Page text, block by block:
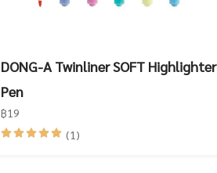
DONG-A Twinliner SOFT Highlighter
Pen
฿19
(1)